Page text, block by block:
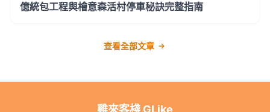
億統包工程與檜意森活村停車秘訣完整指南
查看全部文章
雞來客棧 GLike